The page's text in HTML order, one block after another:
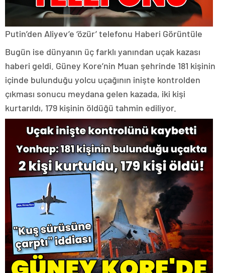
Putin’den Aliyev’e ‘özür’ telefonu Haberi Görüntüle
Bugün ise dünyanın üç farklı yanından uçak kazası
haberi geldi. Güney Kore’nin Muan şehrinde 181 kişinin
içinde bulunduğu yolcu uçağının inişte kontrolden
çıkması sonucu meydana gelen kazada, iki kişi
kurtarıldı, 179 kişinin öldüğü tahmin ediliyor.